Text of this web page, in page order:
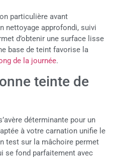
particulière avant
nettoyage approfondi, suivi
d’obtenir une surface lisse
base de teint favorise la
de la journée.
teinte de
déterminante pour un
à votre carnation unifie le
test sur la mâchoire permet
se fond parfaitement avec